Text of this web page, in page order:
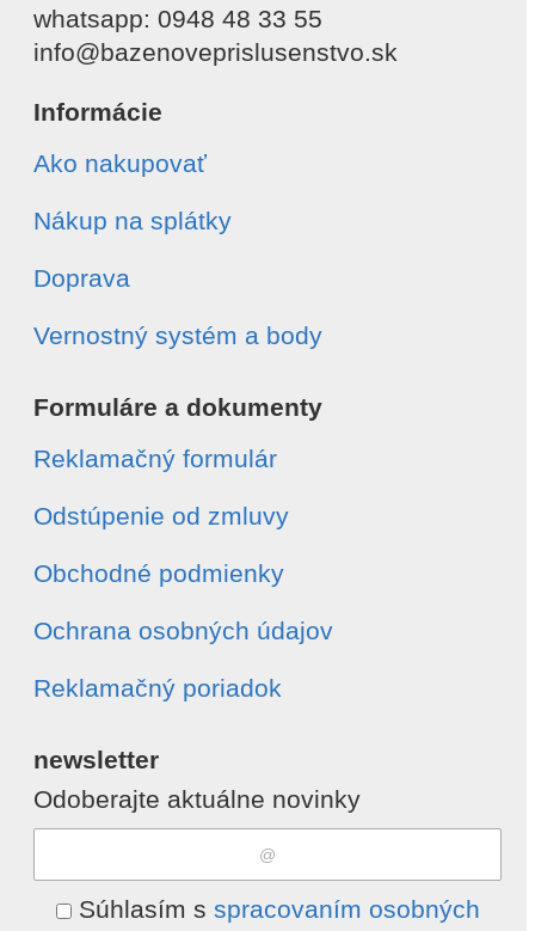
whatsapp: 0948 48 33 55
info@bazenoveprislusenstvo.sk
Informácie
Ako nakupovať
Nákup na splátky
Doprava
Vernostný systém a body
Formuláre a dokumenty
Reklamačný formulár
Odstúpenie od zmluvy
Obchodné podmienky
Ochrana osobných údajov
Reklamačný poriadok
newsletter
Odoberajte aktuálne novinky
Súhlasím s spracovaním osobných